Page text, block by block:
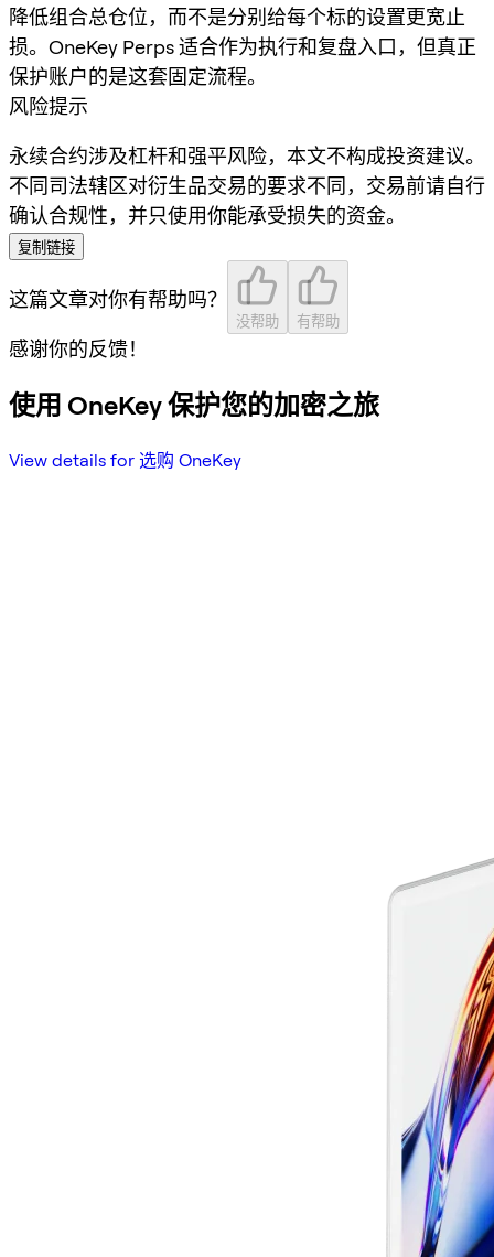
降低组合总仓位，而不是分别给每个标的设置更宽止
损。OneKey Perps 适合作为执行和复盘入口，但真正
保护账户的是这套固定流程。
风险提示
永续合约涉及杠杆和强平风险，本文不构成投资建议。
不同司法辖区对衍生品交易的要求不同，交易前请自行
确认合规性，并只使用你能承受损失的资金。
复制链接
这篇文章对你有帮助吗？
没帮助 有帮助
感谢你的反馈！
使用 OneKey 保护您的加密之旅
View details for 选购 OneKey